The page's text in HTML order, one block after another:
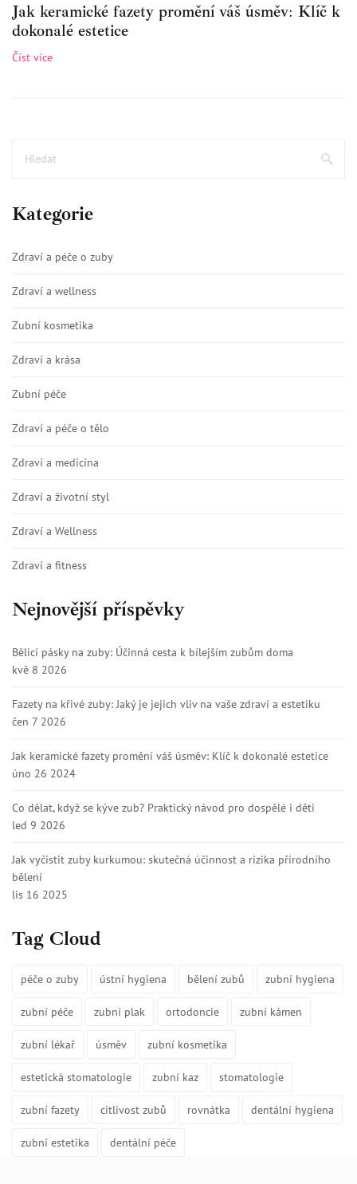
Jak keramické fazety promění váš úsměv: Klíč k
dokonalé estetice
Číst více
Kategorie
Zdraví a péče o zuby
Zdraví a wellness
Zubní kosmetika
Zdraví a krása
Zubní péče
Zdraví a péče o tělo
Zdraví a medicína
Zdraví a životní styl
Zdraví a Wellness
Zdraví a fitness
Nejnovější příspěvky
Bělicí pásky na zuby: Účinná cesta k bílejším zubům doma
kvě 8 2026
Fazety na křivé zuby: Jaký je jejich vliv na vaše zdraví a estetiku
čen 7 2026
Jak keramické fazety promění váš úsměv: Klíč k dokonalé estetice
úno 26 2024
Co dělat, když se kýve zub? Praktický návod pro dospělé i děti
led 9 2026
Jak vyčistit zuby kurkumou: skutečná účinnost a rizika přírodního
bělení
lis 16 2025
Tag Cloud
péče o zuby ústní hygiena bělení zubů zubní hygiena
zubní péče zubní plak ortodoncie zubní kámen
zubní lékař úsměv zubní kosmetika
estetická stomatologie zubní kaz stomatologie
zubní fazety citlivost zubů rovnátka dentální hygiena
zubní estetika dentální péče